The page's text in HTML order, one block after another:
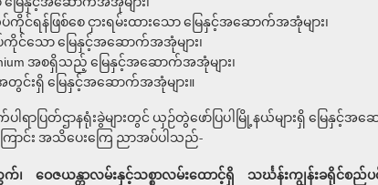
ြေနှင့်အဆောက်အအုံများ၊
ကိုင်ရန်ဖြစ်စေ ငှားရမ်းထားသော မြေနှင့်အဆောက်အအုံများ၊
သော မြေနှင့်အဆောက်အအုံများ၊
အစရှိသည့် မြေနှင့်အဆောက်အအုံများ၊
င်းရှိ မြေနှင့်အဆောက်အအုံများ။
ါရာပြတ်ဌာနရုံးခွဲများတွင် ယှဉ်တွဲဖော်ပြပါမြို့နယ်များရှိ မြေနှင့်
ောင်း အသိပေးကြေ ညာအပ်ပါသည်-
ဝေဇယန္တာလမ်းနှင့်သစ္စာလမ်းထောင့်ရှိ သင်္ဃန်းကျွန်းခရိုင်စည်ပ